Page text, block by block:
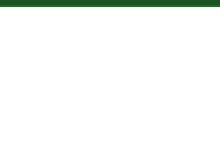
Skip to main content